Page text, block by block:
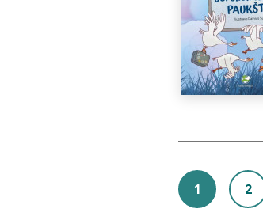
1 2